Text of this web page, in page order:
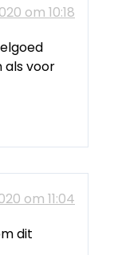
om 10:18
als voor
om 11:04
dit